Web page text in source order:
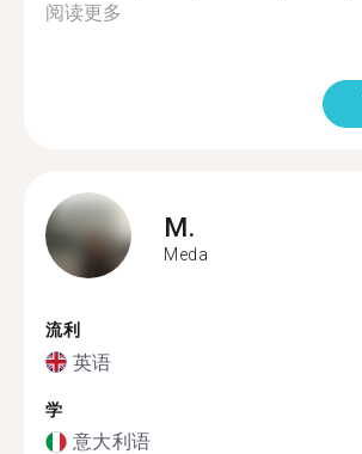
阅读更多
M.
Meda
流利
英语
学
意大利语